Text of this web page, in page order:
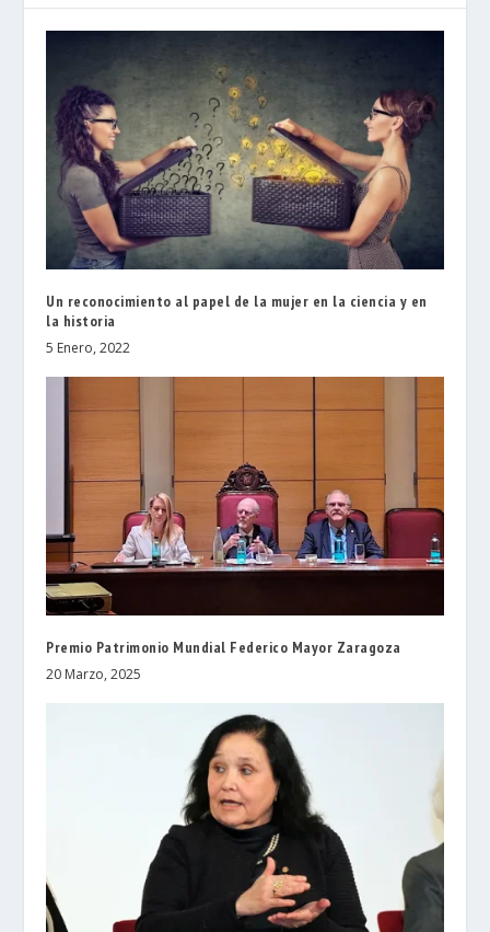
Un reconocimiento al papel de la mujer en la ciencia y en
la historia
5 Enero, 2022
Premio Patrimonio Mundial Federico Mayor Zaragoza
20 Marzo, 2025